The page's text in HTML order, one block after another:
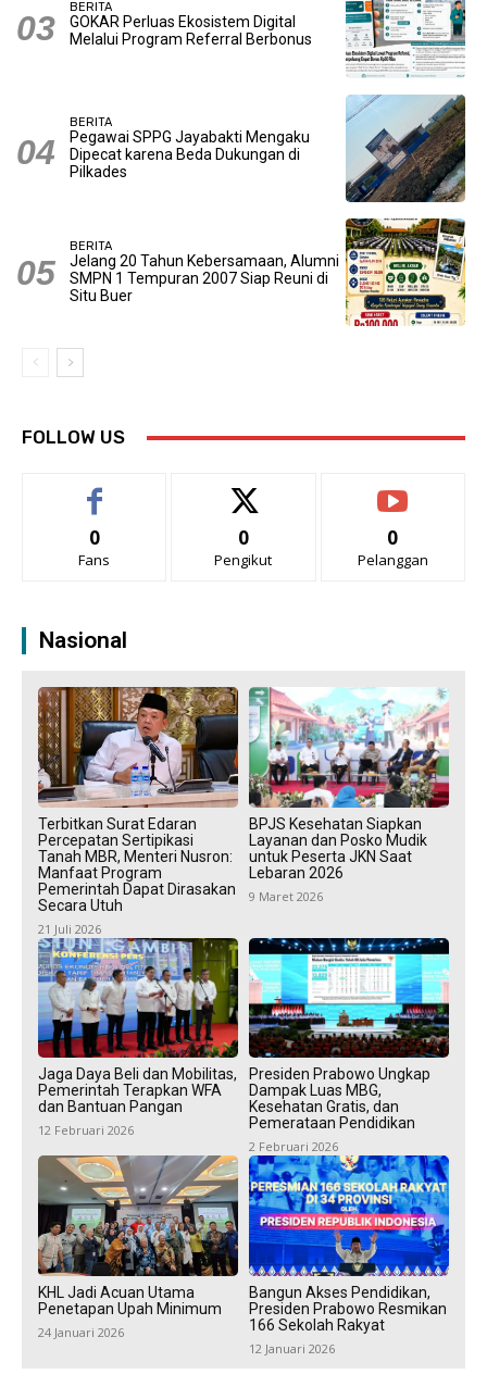
BERITA
GOKAR Perluas Ekosistem Digital
Melalui Program Referral Berbonus
BERITA
Pegawai SPPG Jayabakti Mengaku
Dipecat karena Beda Dukungan di
Pilkades
BERITA
Jelang 20 Tahun Kebersamaan, Alumni
SMPN 1 Tempuran 2007 Siap Reuni di
Situ Buer
FOLLOW US
0
Fans
0
Pengikut
0
Pelanggan
Nasional
Terbitkan Surat Edaran
Percepatan Sertipikasi
Tanah MBR, Menteri Nusron:
Manfaat Program
Pemerintah Dapat Dirasakan
Secara Utuh
21 Juli 2026
BPJS Kesehatan Siapkan
Layanan dan Posko Mudik
untuk Peserta JKN Saat
Lebaran 2026
9 Maret 2026
Jaga Daya Beli dan Mobilitas,
Pemerintah Terapkan WFA
dan Bantuan Pangan
12 Februari 2026
Presiden Prabowo Ungkap
Dampak Luas MBG,
Kesehatan Gratis, dan
Pemerataan Pendidikan
2 Februari 2026
KHL Jadi Acuan Utama
Penetapan Upah Minimum
24 Januari 2026
Bangun Akses Pendidikan,
Presiden Prabowo Resmikan
166 Sekolah Rakyat
12 Januari 2026